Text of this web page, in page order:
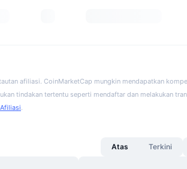
afiliasi. CoinMarketCap mungkin mendapatkan
tindakan tertentu seperti mendaftar dan melakukan
.
Atas Terkini